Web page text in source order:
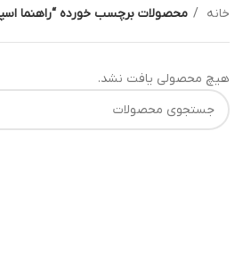
خانه محصولات برچسب خورده “راهنما
هیچ محصولی یافت نشد.